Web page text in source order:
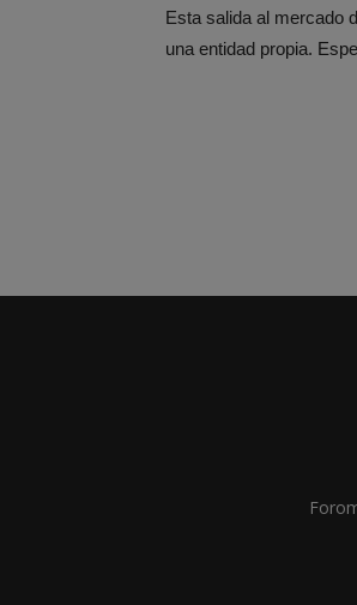
Esta salida al mercado
una entidad propia.